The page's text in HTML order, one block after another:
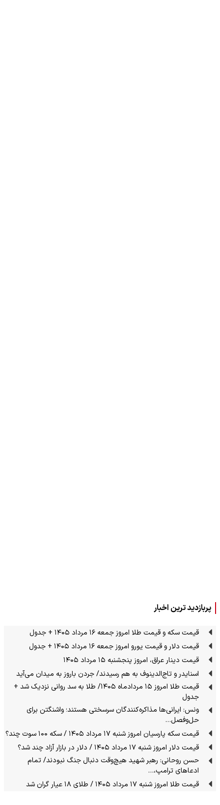
پربازدید ترین اخبار
قیمت سکه و قیمت طلا امروز جمعه ۱۶ مرداد ۱۴۰۵ + جدول
قیمت دلار و قیمت یورو امروز جمعه ۱۶ مرداد ۱۴۰۵ + جدول
قیمت دینار عراق، امروز پنجشنبه ۱۵ مرداد ۱۴۰۵
اسنایدر و تاج‌الدینوف به هم رسیدند/ جردن باروز به میدان می‌آید
قیمت طلا امروز ۱۵ مردادماه ۱۴۰۵/ طلا به سد روانی نزدیک شد +
جدول
ونس: ایرانی‌ها مذاکره‌کنندگان سرسختی هستند؛ واشنگتن برای
حل‌وفصل…
قیمت سکه پارسیان امروز شنبه ۱۷ مرداد ۱۴۰۵ / سکه ۱۰۰ سوت چند؟
قیمت دلار امروز شنبه ۱۷ مرداد ۱۴۰۵ / دلار در بازار آزاد چند شد؟
حسن روحانی: رهبر شهید هیچ‌وقت دنبال جنگ نبودند/ تمام
ادعاهای ترامپ،…
قیمت طلا امروز شنبه ۱۷ مرداد ۱۴۰۵ / طلای ۱۸ عیار گران شد